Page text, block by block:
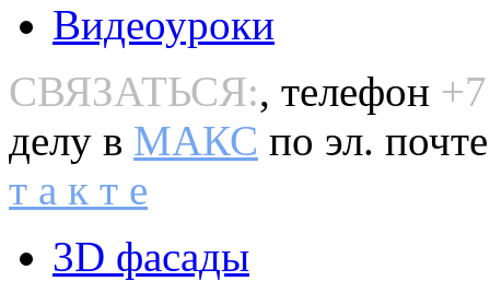
Видеоуроки
СВЯЗАТЬСЯ:, телефон
делу в MAКС по эл.
т а к т е
3D фасады